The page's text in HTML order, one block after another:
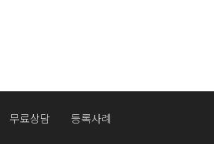
무료상담 등록사례